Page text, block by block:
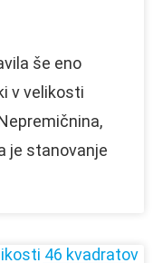
še eno
v velikosti
je stanovanje